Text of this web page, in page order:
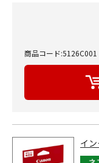
商品コード:5126C001
イ